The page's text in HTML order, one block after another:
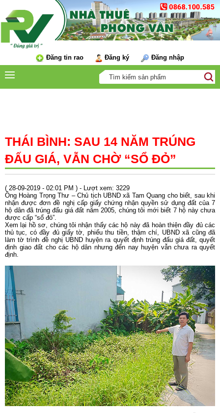
Đăng tin rao Đăng ký Đăng nhập
THÁI BÌNH: SAU 14 NĂM TRÚNG
ĐẤU GIÁ, VẪN CHỜ “SỔ ĐỎ”
( 28-09-2019 - 02:01 PM ) - Lượt xem: 3229
Ông Hoàng Trọng Thư – Chủ tịch UBND xã Tam Quang cho biết, sau khi
nhận được đơn đề nghị cấp giấy chứng nhận quyền sử dụng đất của 7
hộ dân đã trúng đấu giá đất năm 2005, chúng tôi mới biết 7 hộ này chưa
được cấp “sổ đỏ”.
Xem lại hồ sơ, chúng tôi nhận thấy các hộ này đã hoàn thiện đầy đủ các
thủ tục, có đầy đủ giấy tờ, phiếu thu tiền, thậm chí, UBND xã cũng đã
làm tờ trình đề nghị UBND huyện ra quyết định trúng đấu giá đất, quyết
định giao đất cho các hộ dân nhưng đến nay huyện vẫn chưa ra quyết
định.